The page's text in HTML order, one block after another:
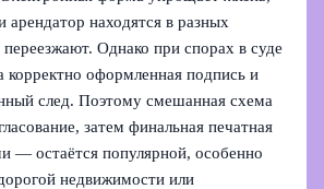
арендатор находятся в разных
переезжают. Однако при спорах в суде
оформленная подпись и
след. Поэтому смешанная схема
затем финальная печатная
— остаётся популярной, особенно
недвижимости или